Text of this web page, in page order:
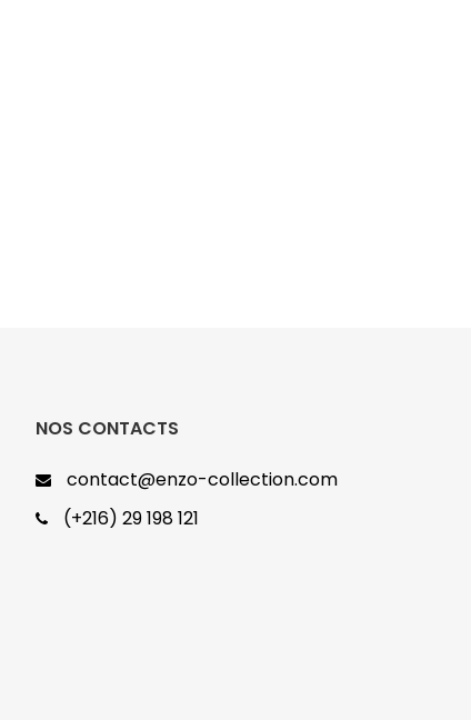
NOS CONTACTS
contact@enzo-collection.com
(+216) 29 198 121